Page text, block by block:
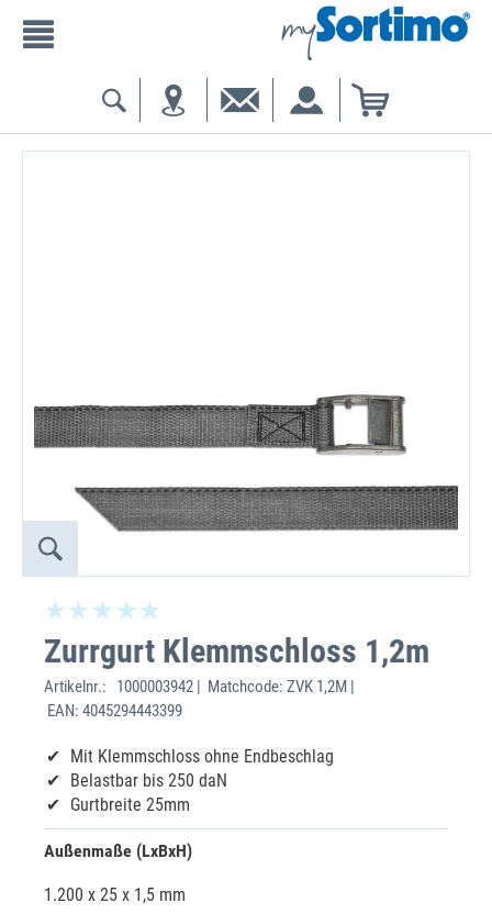
Zurrgurt Klemmschloss 1,2m
Artikelnr.:
1000003942 | Matchcode: ZVK 1,2M |
EAN: 4045294443399
Mit Klemmschloss ohne Endbeschlag
Belastbar bis 250 daN
Gurtbreite 25mm
Außenmaße (LxBxH)
1.200 x 25 x 1,5 mm